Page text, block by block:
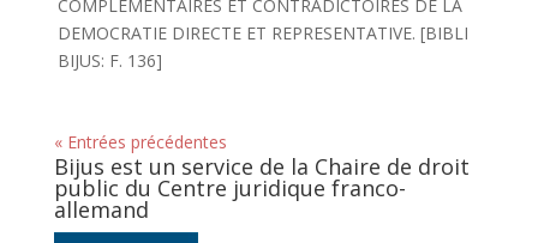
COMPLEMENTAIRES ET CONTRADICTOIRES DE LA
DEMOCRATIE DIRECTE ET REPRESENTATIVE. [BIBLI
BIJUS: F. 136]
« Entrées précédentes
Bijus est un service de la Chaire de droit
public du Centre juridique franco-
allemand